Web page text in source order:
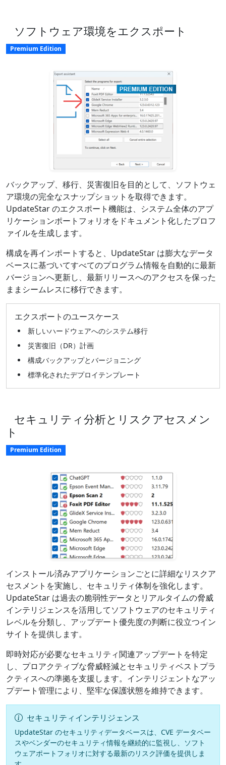
ソフトウェア環境をエクスポート
Premium Edition
バックアップ、移行、災害復旧を目的として、ソフトウェ
ア環境の完全なスナップショットを取得できます。
UpdateStar のエクスポート機能は、システム全体のアプ
リケーションポートフォリオをドキュメント化したプロフ
ァイルを生成します。
構成を再インポートすると、UpdateStar は膨大なデータ
ベースに基づいてすべてのプログラム情報を自動的に最新
バージョンへ更新し、最新リリースへのアクセスを保った
ままシームレスに移行できます。
エクスポートのユースケース
新しいハードウェアへのシステム移行
災害復旧（DR）計画
構成バックアップとバージョニング
標準化されたデプロイテンプレート
セキュリティ分析とリスクアセスメン
ト
Premium Edition
インストール済みアプリケーションごとに詳細なリスクア
セスメントを実施し、セキュリティ体制を強化します。
UpdateStar は過去の脆弱性データとリアルタイムの脅威
インテリジェンスを活用してソフトウェアのセキュリティ
レベルを分類し、アップデート優先度の判断に役立つイン
サイトを提供します。
即時対応が必要なセキュリティ関連アップデートを特定
し、プロアクティブな脅威軽減とセキュリティベストプラ
クティスへの準拠を支援します。インテリジェントなアッ
プデート管理により、堅牢な保護状態を維持できます。
セキュリティインテリジェンス
UpdateStar のセキュリティデータベースは、CVE データベー
スやベンダーのセキュリティ情報を継続的に監視し、ソフト
ウェアポートフォリオに対する最新のリスク評価を提供しま